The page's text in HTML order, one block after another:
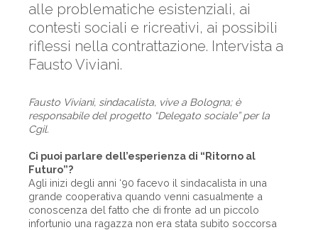
alle problematiche esistenziali, ai
contesti sociali e ricreativi, ai possibili
riflessi nella contrattazione. Intervista a
Fausto Viviani.
Fausto Viviani, sindacalista, vive a Bologna; è
responsabile del progetto “Delegato sociale” per la
Cgil.
Ci puoi parlare dell’esperienza di “Ritorno al
Futuro”?
Agli inizi degli anni ‘90 facevo il sindacalista in una
grande cooperativa quando venni casualmente a
conoscenza del fatto che di fronte ad un piccolo
infortunio una ragazza non era stata subito soccorsa